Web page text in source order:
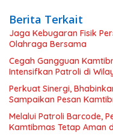
Berita Terkait
Jaga Kebugaran Fisik
Olahraga Bersama
Cegah Gangguan
Intensifkan Patroli di
Perkuat Sinergi,
Sampaikan Pesan
Melalui Patroli Barcode,
Kamtibmas Tetap Aman